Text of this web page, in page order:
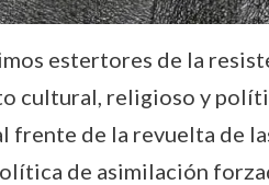
estertores de la
cultural, religioso y
de la revuelta de
de asimilación